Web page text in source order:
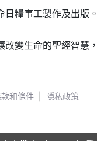
日糧事工製作及出版。
改變生命的聖經智慧
和條件 隱私政策